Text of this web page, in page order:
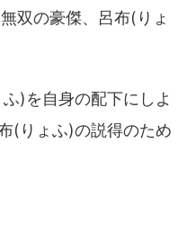
双の豪傑、呂布(りょ
)を自身の配下にしよ
(りょふ)の説得のため